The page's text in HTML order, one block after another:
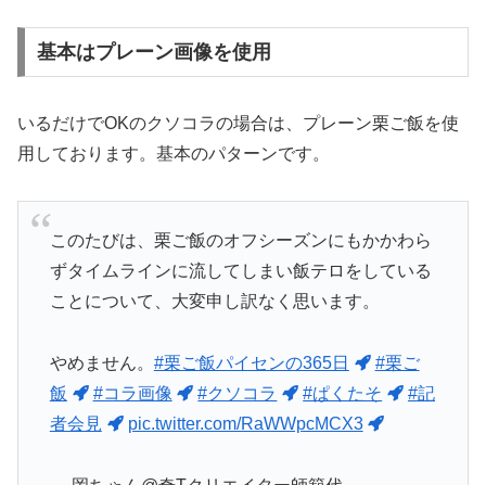
基本はプレーン画像を使用
いるだけでOKのクソコラの場合は、プレーン栗ご飯を使
用しております。基本のパターンです。
このたびは、栗ご飯のオフシーズンにもかかわら
ずタイムラインに流してしまい飯テロをしている
ことについて、大変申し訳なく思います。
やめません。 #栗ご飯パイセンの365日
#栗ご
飯
#コラ画像 #クソコラ #ぱくたそ
#記
者会見
pic.twitter.com/RaWWpcMCX3